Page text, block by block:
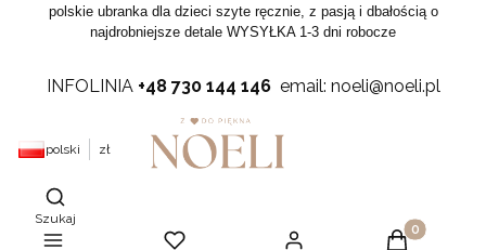
polskie ubranka dla dzieci szyte ręcznie, z pasją i dbałością o
najdrobniejsze detale WYSYŁKA 1-3 dni robocze
INFOLINIA +48 730 144 146 email: noeli@noeli.pl
polski zł
Otwórz wyszukiwarkę
Szukaj
Produkty w